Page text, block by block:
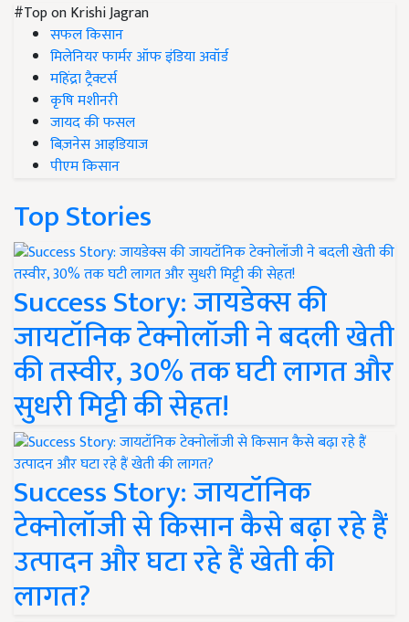
#Top on Krishi Jagran
सफल किसान
मिलेनियर फार्मर ऑफ इंडिया अवॉर्ड
महिंद्रा ट्रैक्टर्स
कृषि मशीनरी
जायद की फसल
बिज़नेस आइडियाज
पीएम किसान
Top Stories
Success Story: जायडेक्स की
जायटॉनिक टेक्नोलॉजी ने बदली खेती
की तस्वीर, 30% तक घटी लागत और
सुधरी मिट्टी की सेहत!
Success Story: जायटॉनिक
टेक्नोलॉजी से किसान कैसे बढ़ा रहे हैं
उत्पादन और घटा रहे हैं खेती की
लागत?